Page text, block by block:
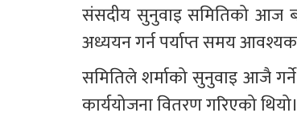
संसदीय सुनुवाइ समितिको आज
अध्ययन गर्न पर्याप्त समय
समितिले शर्माको सुनुवाइ आजै
कार्ययोजना वितरण गरिएको थियो।